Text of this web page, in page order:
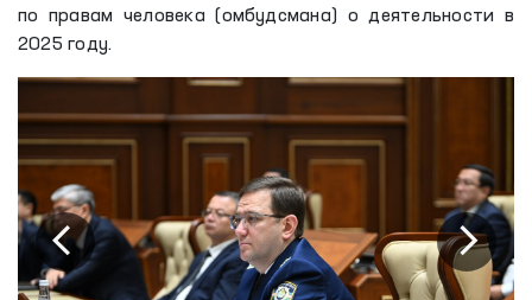
по правам человека (омбудсмана) о деятельности в
2025 году.